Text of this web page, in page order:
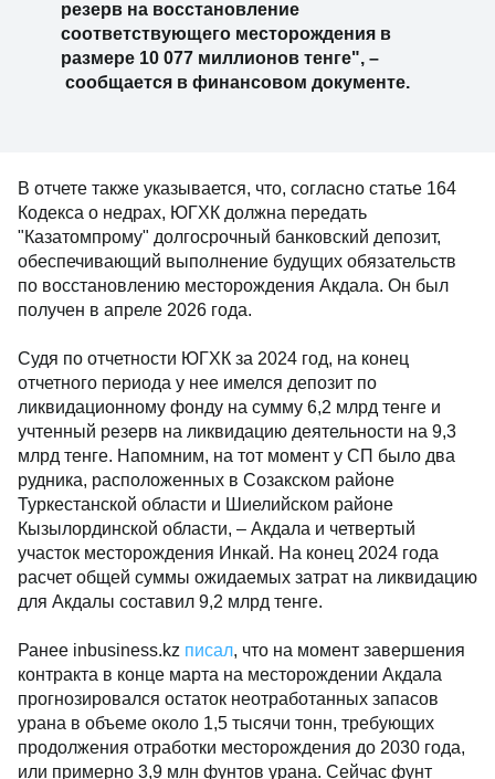
резерв на восстановление
соответствующего месторождения в
размере 10 077 миллионов тенге", –
сообщается в финансовом документе.
В отчете также указывается, что, согласно статье 164
Кодекса о недрах, ЮГХК должна передать
"Казатомпрому" долгосрочный банковский депозит,
обеспечивающий выполнение будущих обязательств
по восстановлению месторождения Акдала. Он был
получен в апреле 2026 года.
Судя по отчетности ЮГХК за 2024 год, на конец
отчетного периода у нее имелся депозит по
ликвидационному фонду на сумму 6,2 млрд тенге и
учтенный резерв на ликвидацию деятельности на 9,3
млрд тенге. Напомним, на тот момент у СП было два
рудника, расположенных в Созакском районе
Туркестанской области и Шиелийском районе
Кызылординской области, – Акдала и четвертый
участок месторождения Инкай. На конец 2024 года
расчет общей суммы ожидаемых затрат на ликвидацию
для Акдалы составил 9,2 млрд тенге.
Ранее inbusiness.kz писал, что на момент завершения
контракта в конце марта на месторождении Акдала
прогнозировался остаток неотработанных запасов
урана в объеме около 1,5 тысячи тонн, требующих
продолжения отработки месторождения до 2030 года,
или примерно 3,9 млн фунтов урана. Сейчас фунт